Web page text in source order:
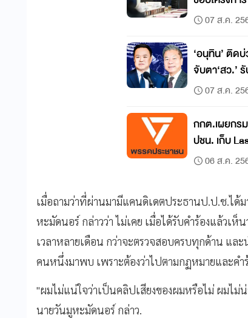
07 ส.ค.
‘อนุทิน’ ติด
จับตา‘สว.’
07 ส.ค.
กกต.เผยกร
ปชน. เก็บ
06 ส.ค.
เมื่อถามว่าที่ผ่านมามีแคนดิเดตประธานป.ป.ช.ได้ม
หะมัดนอร์ กล่าวว่า ไม่เคย เมื่อได้รับคำร้องแล้วเ
เวลาหลายเดือน กว่าจะตรวจสอบครบทุกด้าน แล
คนหนึ่งมาพบ เพราะต้องว่าไปตามกฏหมายและคำ
"ผมไม่แน่ใจว่าเป็นคลิปเสียงของผมหรือไม่ ผมไม่
นายวันมูหะมัดนอร์ กล่าว.